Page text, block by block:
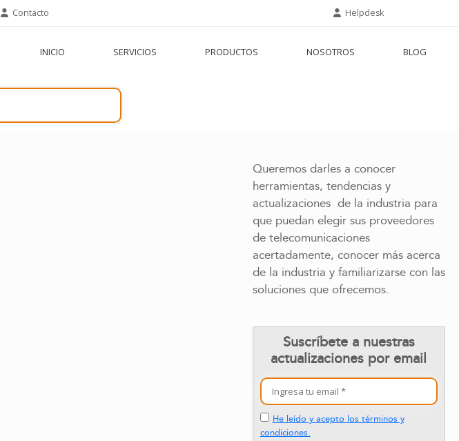
Contacto Helpdesk
INICIO SERVICIOS PRODUCTOS NOSOTROS BLOG
Queremos darles a conocer
herramientas, tendencias y
actualizaciones de la industria para
que puedan elegir sus proveedores
de telecomunicaciones
acertadamente, conocer más acerca
de la industria y familiarizarse con las
soluciones que ofrecemos.
Suscríbete a nuestras
actualizaciones por email
He leído y acepto los términos y
condiciones.